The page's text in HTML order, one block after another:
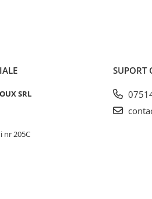
SRL
nr 205C
SUPORT